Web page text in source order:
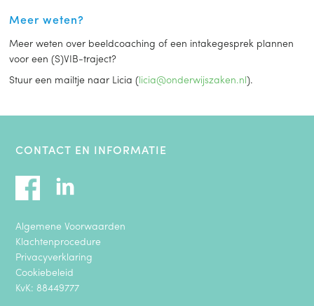
Meer weten?
Meer weten over beeldcoaching of een intakegesprek plannen
voor een (S)VIB-traject?
Stuur een mailtje naar Licia (licia@onderwijszaken.nl).
CONTACT EN INFORMATIE
Algemene Voorwaarden
Klachtenprocedure
Privacyverklaring
Cookiebeleid
KvK: 88449777